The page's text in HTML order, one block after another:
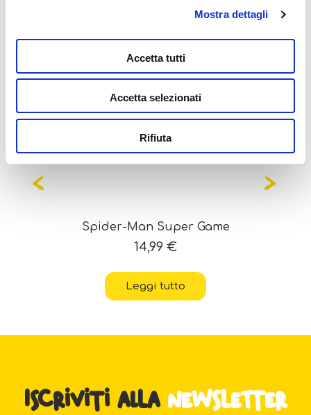
Mostra dettagli
Accetta tutti
Accetta selezionati
Rifiuta
Potrebbe interessarti
anche...
OUT OF STOCK
Spider-Man Super Game
14,99 €
Leggi tutto
Iscriviti alla newsletter